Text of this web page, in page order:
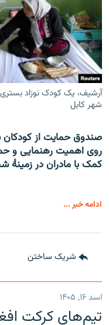
آرشیف، یک کودک نوزاد
شهر کابل
صندوق حمایت از
روی اهمیت رهنمایی و
کمک با مادران در زمینۀ
ادامه خبر ...
شریک ساختن
اسد ۱۶, ۱۴۰۵
تیم‌های کرکت